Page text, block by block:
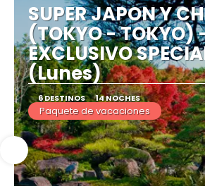
SUPER JAPON Y
(TOKYO - TOKYO)
EXCLUSIVO
(Lunes)
6 DESTINOS 14 NOCHES
Paquete de vacaciones